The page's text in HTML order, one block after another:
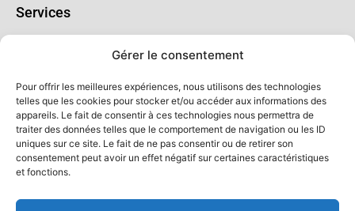
Gérer le consentement
Pour offrir les meilleures expériences, nous utilisons des technologies
telles que les cookies pour stocker et/ou accéder aux informations des
appareils. Le fait de consentir à ces technologies nous permettra de
traiter des données telles que le comportement de navigation ou les ID
uniques sur ce site. Le fait de ne pas consentir ou de retirer son
consentement peut avoir un effet négatif sur certaines caractéristiques
et fonctions.
Services
Funérailles au salon
Forfaits et prix
Forfait crémation
Forfait service à l'église